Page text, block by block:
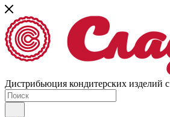
Дистрибьюция кондитерских изделий с